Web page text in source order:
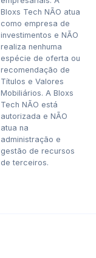
Bloxs Tech NÃO atua
como empresa de
investimentos e NÃO
realiza nenhuma
espécie de oferta ou
recomendação de
Títulos e Valores
Mobiliários. A Bloxs
Tech NÃO está
autorizada e NÃO
atua na
administração e
gestão de recursos
de terceiros.